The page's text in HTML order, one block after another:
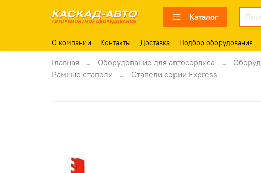
Каталог
О компании Контакты Доставка Подбор оборудования
Главная Оборудование для автосервиса
Рамные стапели
Стапели серии Express